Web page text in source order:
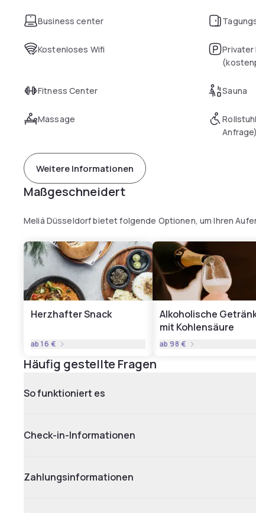
Business center
Kostenloses Wifi
Privater
Fitness Center Sauna
Massage
Anfrage)
Weitere Informationen
Maßgeschneidert
Meliá Düsseldorf bietet folgende Optionen, um Ihren
Herzhafter Snack
ab16 €
Alkoholische
mit Kohlensäure
ab98 €
Häufig gestellte Fragen
So funktioniert es
Check-in-Informationen
Zahlungsinformationen